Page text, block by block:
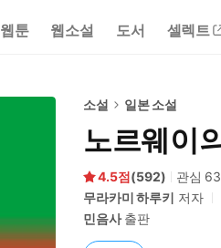
웹툰 웹소설 도서 셀렉트
소설 일본 소설
노르웨이
4.5 (592) 관심
무라카미 하루키 저자
민음사출판